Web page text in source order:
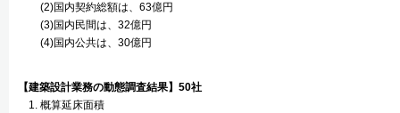
(2)国内契約総額は、63億円
(3)国内民間は、32億円
(4)国内公共は、30億円
【建築設計業務の動態調査結果】50社
概算延床面積